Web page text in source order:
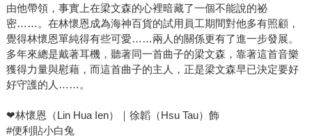
由他帶領，事實上在梁文森的心裡暗藏了一個不能說的祕
密……。在林懷恩成為海神百貨的試用員工期間對他多有照顧，
覺得林懷恩單純得有些可愛……兩人的關係更有了進一步發展。
多年來總是戴著耳機，聽著同一首曲子的梁文森，靠著這首音樂
獲得力量與慰藉，而這首曲子的主人，正是梁文森早已決定要好
好守護的人……。
❤林懷恩（Lin Hua Ien）｜徐韜（Hsu Tau）飾
#便利貼小白兔